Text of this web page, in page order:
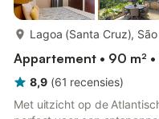
Lagoa (Santa Cruz),
Appartement • 90 m² •
8,9 (61 recensies)
Met uitzicht op de